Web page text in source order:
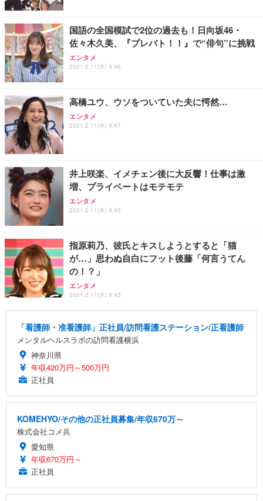
国語の全国模試で2位の過去も！日向坂46・
佐々木久美、『プレバト！！』で“俳句”に挑戦
エンタメ
2021.2.11(木) 9:46
高橋ユウ、ウソをついていた夫に愕然…
エンタメ
2021.2.11(木) 8:47
井上咲楽、イメチェン後に大反響！仕事は激
増、プライベートはモテモテ
エンタメ
2021.2.11(木) 8:45
指原莉乃、彼氏とキスしようとすると「猫
が…」思わぬ自白にフット後藤「何言うてん
の！？」
エンタメ
2021.2.11(木) 8:43
「看護師・准看護師」正社員/訪問看護ステーション/正看護師
メンタルヘルスラボの訪問看護横浜
神奈川県
年収420万円～500万円
正社員
KOMEHYO/その他の正社員募集/年収670万～
株式会社コメ兵
愛知県
年収670万円～
正社員